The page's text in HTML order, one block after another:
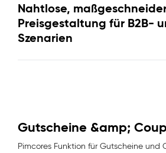
Nahtlose,
Preisgestaltung für B2B-
Szenarien
Gutscheine &amp;
Pimcores Funktion für Gutscheine und